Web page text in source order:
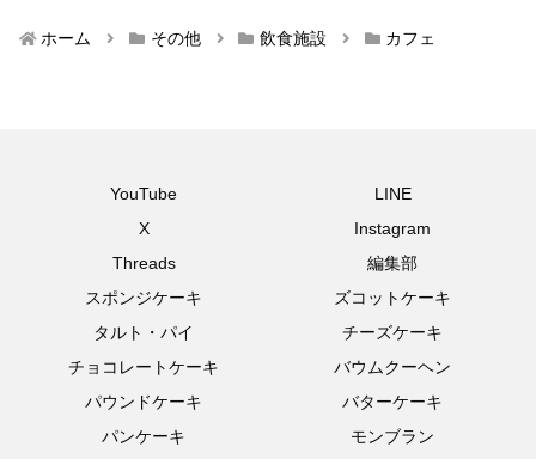
ホーム その他 飲食施設 カフェ
YouTube
LINE
X
Instagram
Threads
編集部
スポンジケーキ
ズコットケーキ
タルト・パイ
チーズケーキ
チョコレートケーキ
バウムクーヘン
パウンドケーキ
バターケーキ
パンケーキ
モンブラン